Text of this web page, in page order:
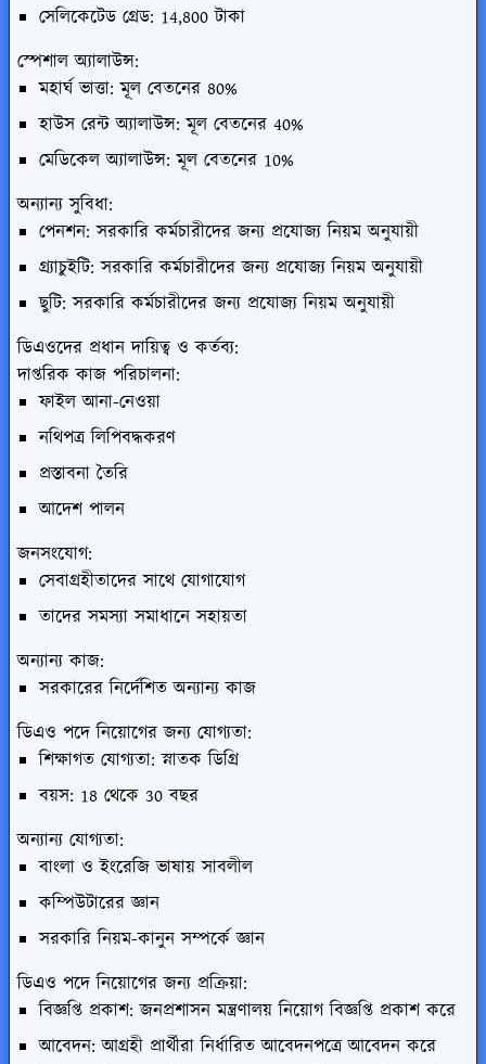
সেলিকেটেড গ্রেড: 14,800 টাকা
স্পেশাল অ্যালাউন্স:
মহার্ঘ ভাত্তা: মূল বেতনের 80%
হাউস রেন্ট অ্যালাউন্স: মূল বেতনের 40%
মেডিকেল অ্যালাউন্স: মূল বেতনের 10%
অন্যান্য সুবিধা:
পেনশন: সরকারি কর্মচারীদের জন্য প্রযোজ্য নিয়ম অনুযায়ী
গ্র্যাচুইটি: সরকারি কর্মচারীদের জন্য প্রযোজ্য নিয়ম অনুযায়ী
ছুটি: সরকারি কর্মচারীদের জন্য প্রযোজ্য নিয়ম অনুযায়ী
ডিএওদের প্রধান দায়িত্ব ও কর্তব্য:
দাপ্তরিক কাজ পরিচালনা:
ফাইল আনা-নেওয়া
নথিপত্র লিপিবদ্ধকরণ
প্রস্তাবনা তৈরি
আদেশ পালন
জনসংযোগ:
সেবাগ্রহীতাদের সাথে যোগাযোগ
তাদের সমস্যা সমাধানে সহায়তা
অন্যান্য কাজ:
সরকারের নির্দেশিত অন্যান্য কাজ
ডিএও পদে নিয়োগের জন্য যোগ্যতা:
শিক্ষাগত যোগ্যতা: স্নাতক ডিগ্রি
বয়স: 18 থেকে 30 বছর
অন্যান্য যোগ্যতা:
বাংলা ও ইংরেজি ভাষায় সাবলীল
কম্পিউটারের জ্ঞান
সরকারি নিয়ম-কানুন সম্পর্কে জ্ঞান
ডিএও পদে নিয়োগের জন্য প্রক্রিয়া:
বিজ্ঞপ্তি প্রকাশ: জনপ্রশাসন মন্ত্রণালয় নিয়োগ বিজ্ঞপ্তি প্রকাশ করে
আবেদন: আগ্রহী প্রার্থীরা নির্ধারিত আবেদনপত্রে আবেদন করে